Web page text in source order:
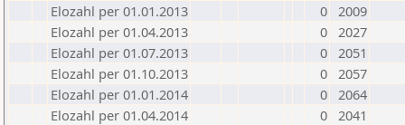
Elozahl per 01.01.2013
0 2009
Elozahl per 01.04.2013
0 2027
Elozahl per 01.07.2013
0 2051
Elozahl per 01.10.2013
0 2057
Elozahl per 01.01.2014
0 2064
Elozahl per 01.04.2014
0 2041